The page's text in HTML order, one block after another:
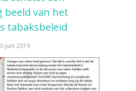
beeld van het
tabaksbeleid
juni 2019